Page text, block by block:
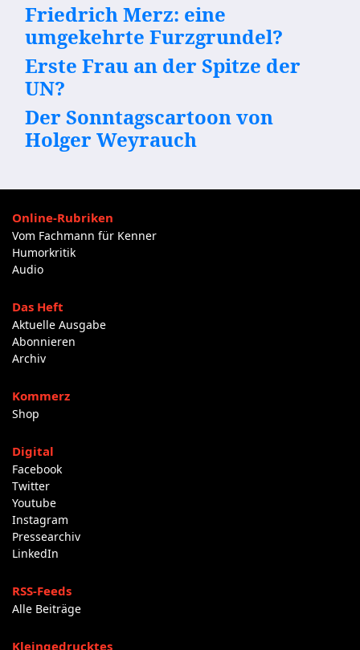
Friedrich Merz: eine
umgekehrte Furzgrundel?
Erste Frau an der Spitze der
UN?
Der Sonntagscartoon von
Holger Weyrauch
Online-Rubriken
Vom Fachmann für Kenner
Humorkritik
Audio
Das Heft
Aktuelle Ausgabe
Abonnieren
Archiv
Kommerz
Shop
Digital
Facebook
Twitter
Youtube
Instagram
Pressearchiv
LinkedIn
RSS-Feeds
Alle Beiträge
Kleingedrucktes